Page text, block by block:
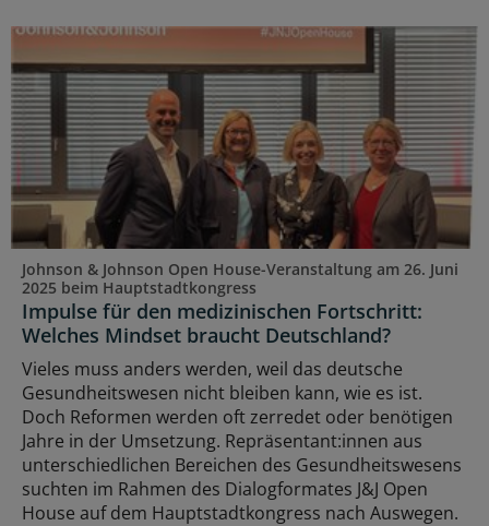
Johnson & Johnson Open House-Veranstaltung am 26. Juni
2025 beim Hauptstadtkongress
Impulse für den medizinischen Fortschritt:
Welches Mindset braucht Deutschland?
Vieles muss anders werden, weil das deutsche
Gesundheitswesen nicht bleiben kann, wie es ist.
Doch Reformen werden oft zerredet oder benötigen
Jahre in der Umsetzung. Repräsentant:innen aus
unterschiedlichen Bereichen des Gesundheitswesens
suchten im Rahmen des Dialogformates J&J Open
House auf dem Hauptstadtkongress nach Auswegen.